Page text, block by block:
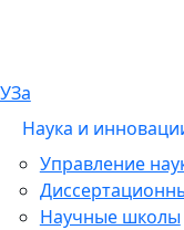
Наука и
Управление
Научные школы